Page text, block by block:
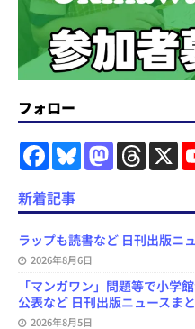
フォロー
F
a
e
b
o
k
B
s
y
M
a
o
o
n
T
h
a
s
X
新着記事
ラップも読書など 日刊出版ニ
2026年8月6日
「マンガワン」問題等で小学
公表など 日刊出版ニュースま
2026年8月5日